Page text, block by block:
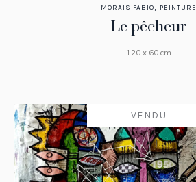
MORAIS FABIO, PEINTURE
Le pêcheur
120 x 60 cm
VENDU